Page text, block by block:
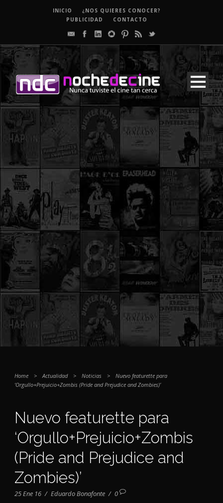
INICIO
¿NOS QUIERES CONOCER?
PUBLICIDAD
CONTACTO
Home > Actualidad > Noticias >
Nuevo featurette para
‘Orgullo+Prejuicio+Zombis (Pride and Prejudice and Zombies)’
Nuevo featurette para
‘Orgullo+Prejuicio+Zombis
(Pride and Prejudice and
Zombies)’
25 Ene 16 / Eduardo Bonafonte / 0